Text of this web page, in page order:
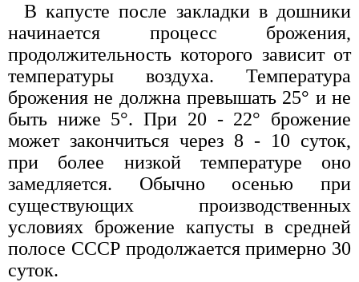
В капусте после закладки в дошники
начинается процесс брожения,
продолжительность которого зависит от
температуры воздуха. Температура
брожения не должна превышать 25° и не
быть ниже 5°. При 20 - 22° брожение
может закончиться через 8 - 10 суток,
при более низкой температуре оно
замедляется. Обычно осенью при
существующих производственных
условиях брожение капусты в средней
полосе СССР продолжается примерно 30
суток.